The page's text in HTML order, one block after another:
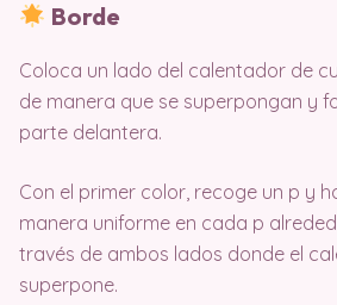
Borde
Coloca un lado del calentador de
de manera que se superpongan y
parte delantera.
Con el primer color, recoge un p y
manera uniforme en cada p
través de ambos lados donde el
superpone.